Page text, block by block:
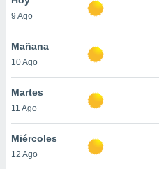
en
más
nuestra
de
9 Ago
Mañana
10 Ago
Martes
11 Ago
Miércoles
12 Ago